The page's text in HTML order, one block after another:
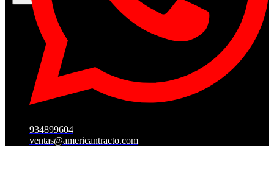
934899604
ventas@americantracto.com